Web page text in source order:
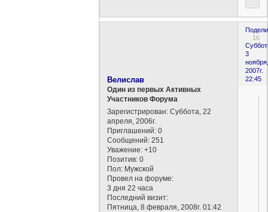
16
3
ноября,
2007г.
22:45
Велислав
Один из первых Активных
Участников Форума
Зарегистрирован: Суббота, 22
апреля, 2006г.
Приглашений: 0
Сообщений: 251
Уважение: +10
Позитив: 0
Пол: Мужской
Провел на форуме:
3 дня 22 часа
Последний визит:
Пятница, 8 февраля, 2008г. 01:42